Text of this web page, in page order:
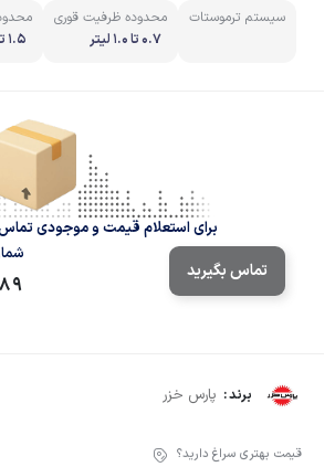
سیستم ترموستات
محدوده ظرفیت قوری
0.7 تا 1.0 لیتر
1.5 تا 2.0 لیتر
برای استعلام قیمت و موجودی تماس
تماس بگیرید
برند : پارس خزر
قیمت بهتری سراغ دارید؟